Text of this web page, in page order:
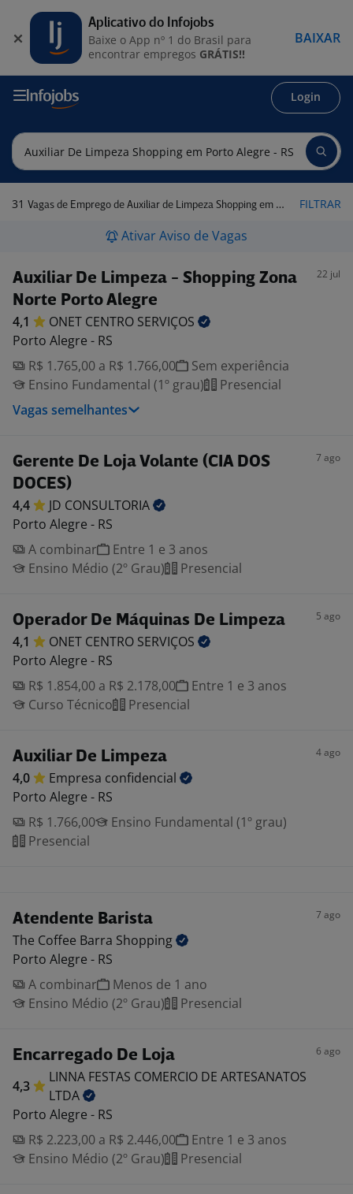
Login
31 Vagas de Emprego de Auxiliar de Limpeza Shopping em Porto Alegre - RS FILTRAR
Ativar Aviso de Vagas
Auxiliar De Limpeza - Shopping Zona
Norte Porto Alegre
22 jul
4,1 ONET CENTRO SERVIÇOS
Porto Alegre - RS
R$ 1.765,00 a R$ 1.766,00
Sem experiência
Ensino Fundamental (1º grau)
Presencial
Vagas semelhantes
Gerente De Loja Volante (CIA DOS
DOCES)
7 ago
4,4 JD CONSULTORIA
Porto Alegre - RS
A combinar
Entre 1 e 3 anos
Ensino Médio (2º Grau)
Presencial
Operador De Máquinas De Limpeza 5 ago
4,1 ONET CENTRO SERVIÇOS
Porto Alegre - RS
R$ 1.854,00 a R$ 2.178,00
Entre 1 e 3 anos
Curso Técnico
Presencial
Auxiliar De Limpeza 4 ago
4,0 Empresa confidencial
Porto Alegre - RS
R$ 1.766,00
Ensino Fundamental (1º grau)
Presencial
Atendente Barista 7 ago
The Coffee Barra Shopping
Porto Alegre - RS
A combinar
Menos de 1 ano
Ensino Médio (2º Grau)
Presencial
Encarregado De Loja 6 ago
4,3
LINNA FESTAS COMERCIO DE ARTESANATOS
LTDA
Porto Alegre - RS
R$ 2.223,00 a R$ 2.446,00
Entre 1 e 3 anos
Ensino Médio (2º Grau)
Presencial
Aplicativo do Infojobs
Baixe o App nº 1 do Brasil para
encontrar empregos GRÁTIS!!
BAIXAR